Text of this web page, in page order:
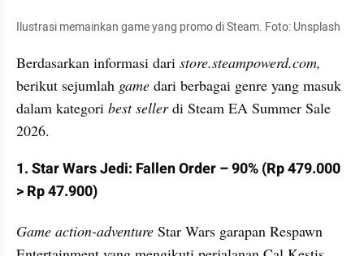
Ilustrasi memainkan game yang promo di Steam. Foto: Unsplash
Berdasarkan informasi dari store.steampowerd.com,
berikut sejumlah game dari berbagai genre yang masuk
dalam kategori best seller di Steam EA Summer Sale
2026.
1. Star Wars Jedi: Fallen Order – 90% (Rp 479.000
> Rp 47.900)
Game action-adventure Star Wars garapan Respawn